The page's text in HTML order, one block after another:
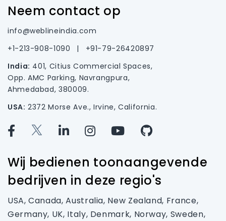
Neem contact op
info@weblineindia.com
+1-213-908-1090
|
+91-79-26420897
India: 401, Citius Commercial Spaces,
Opp. AMC Parking, Navrangpura,
Ahmedabad, 380009.
USA: 2372 Morse Ave., Irvine, California.
Wij bedienen toonaangevende
bedrijven in deze regio's
USA, Canada, Australia, New Zealand, France,
Germany, UK, Italy, Denmark, Norway, Sweden,